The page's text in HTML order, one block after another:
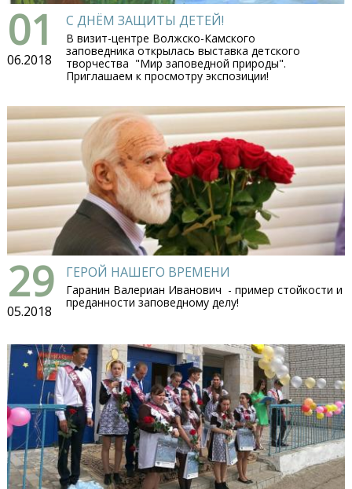
01
06.2018
С ДНЁМ ЗАЩИТЫ ДЕТЕЙ!
В визит-центре Волжско-Камского
заповедника открылась выставка детского
творчества "Мир заповедной природы".
Приглашаем к просмотру экспозиции!
29
05.2018
ГЕРОЙ НАШЕГО ВРЕМЕНИ
Гаранин Валериан Иванович - пример стойкости и
преданности заповедному делу!